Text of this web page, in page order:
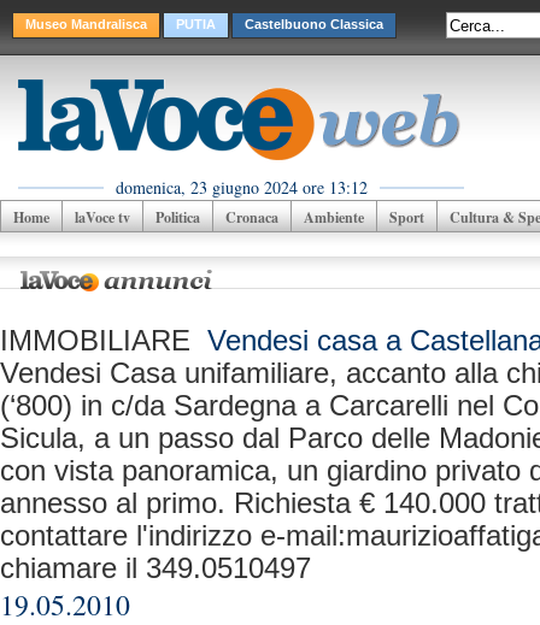
Museo Mandralisca PUTIA Castelbuono Classica
domenica, 23 giugno 2024 ore 13:12
Home laVoce tv Politica Cronaca Ambiente Sport Cultura &
IMMOBILIARE Vendesi casa a
Vendesi Casa unifamiliare, accanto alla
(‘800) in c/da Sardegna a Carcarelli nel
Sicula, a un passo dal Parco delle
con vista panoramica, un giardino privato
annesso al primo. Richiesta € 140.000
contattare l'indirizzo e-mail:
chiamare il 349.0510497
19.05.2010